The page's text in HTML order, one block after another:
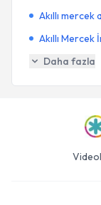
Akıllı mercek
Akıllı
Daha fazla